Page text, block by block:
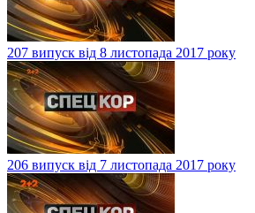
207 випуск від 8 листопада 2017 року
206 випуск від 7 листопада 2017 року